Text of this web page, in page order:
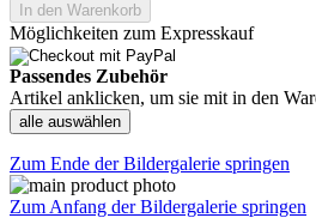
In den Warenkorb
Möglichkeiten zum Expresskauf
Passendes Zubehör
Artikel anklicken, um sie mit in den
alle auswählen
Zum Ende der Bildergalerie springen
Zum Anfang der Bildergalerie springen